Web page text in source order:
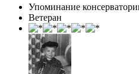
Упоминание
Ветеран